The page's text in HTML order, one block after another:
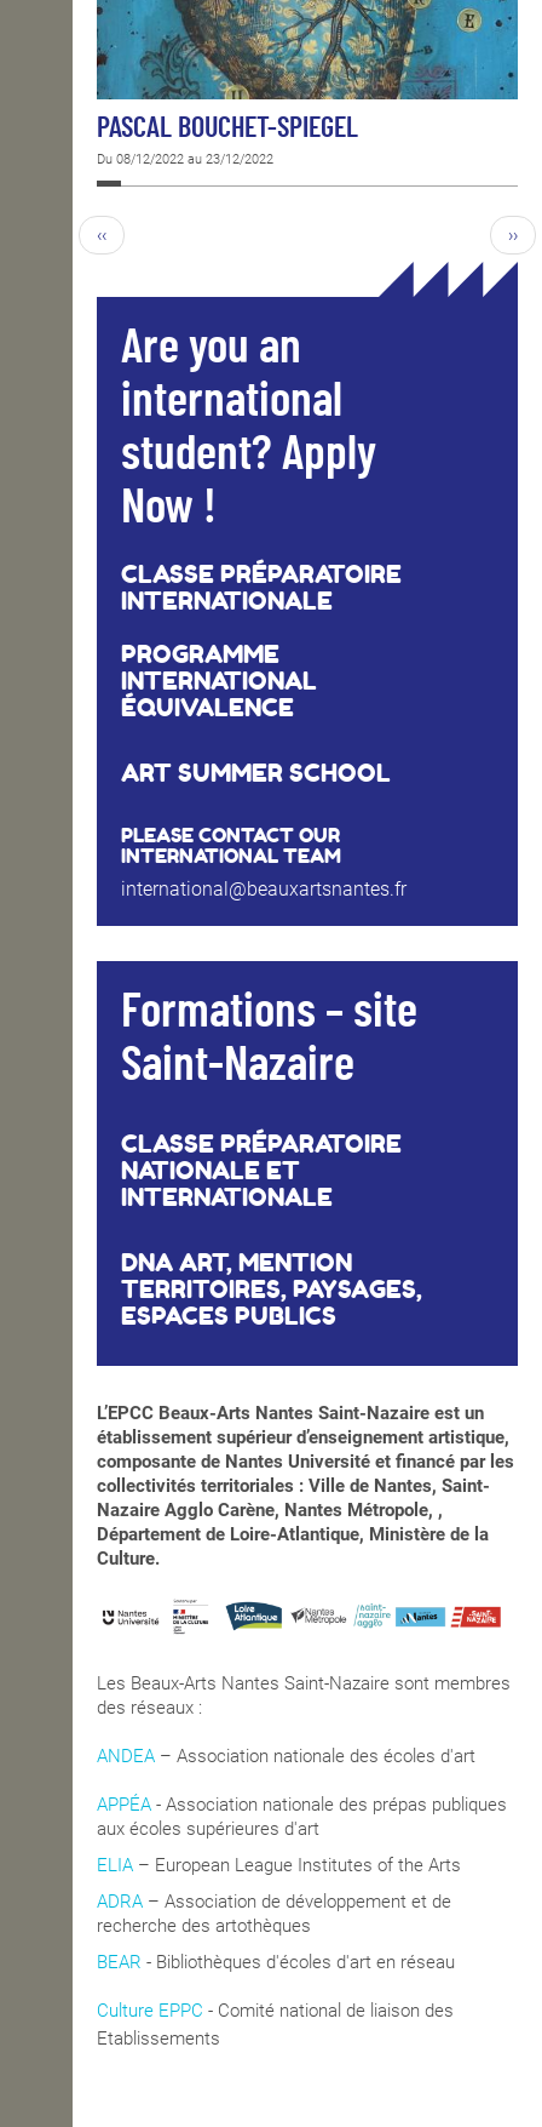
PASCAL BOUCHET-SPIEGEL
Du 08/12/2022 au 23/12/2022
‹‹ ››
Are you an
international
student? Apply
Now !
CLASSE PRÉPARATOIRE
INTERNATIONALE
PROGRAMME
INTERNATIONAL
ÉQUIVALENCE
ART SUMMER SCHOOL
PLEASE CONTACT OUR
INTERNATIONAL TEAM
international@beauxartsnantes.fr
Formations – site
Saint-Nazaire
CLASSE PRÉPARATOIRE
NATIONALE ET
INTERNATIONALE
DNA ART, MENTION
TERRITOIRES, PAYSAGES,
ESPACES PUBLICS
L’EPCC Beaux-Arts Nantes Saint-Nazaire est un
établissement supérieur d’enseignement artistique,
composante de Nantes Université et financé par les
collectivités territoriales : Ville de Nantes, Saint-
Nazaire Agglo Carène, Nantes Métropole, ,
Département de Loire-Atlantique, Ministère de la
Culture.
Les Beaux-Arts Nantes Saint-Nazaire sont membres
des réseaux :
ANDEA – Association nationale des écoles d'art
APPÉA - Association nationale des prépas publiques
aux écoles supérieures d'art
ELIA – European League Institutes of the Arts
ADRA – Association de développement et de
recherche des artothèques
BEAR - Bibliothèques d'écoles d'art en réseau
Culture EPPC - Comité national de liaison des
Etablissements